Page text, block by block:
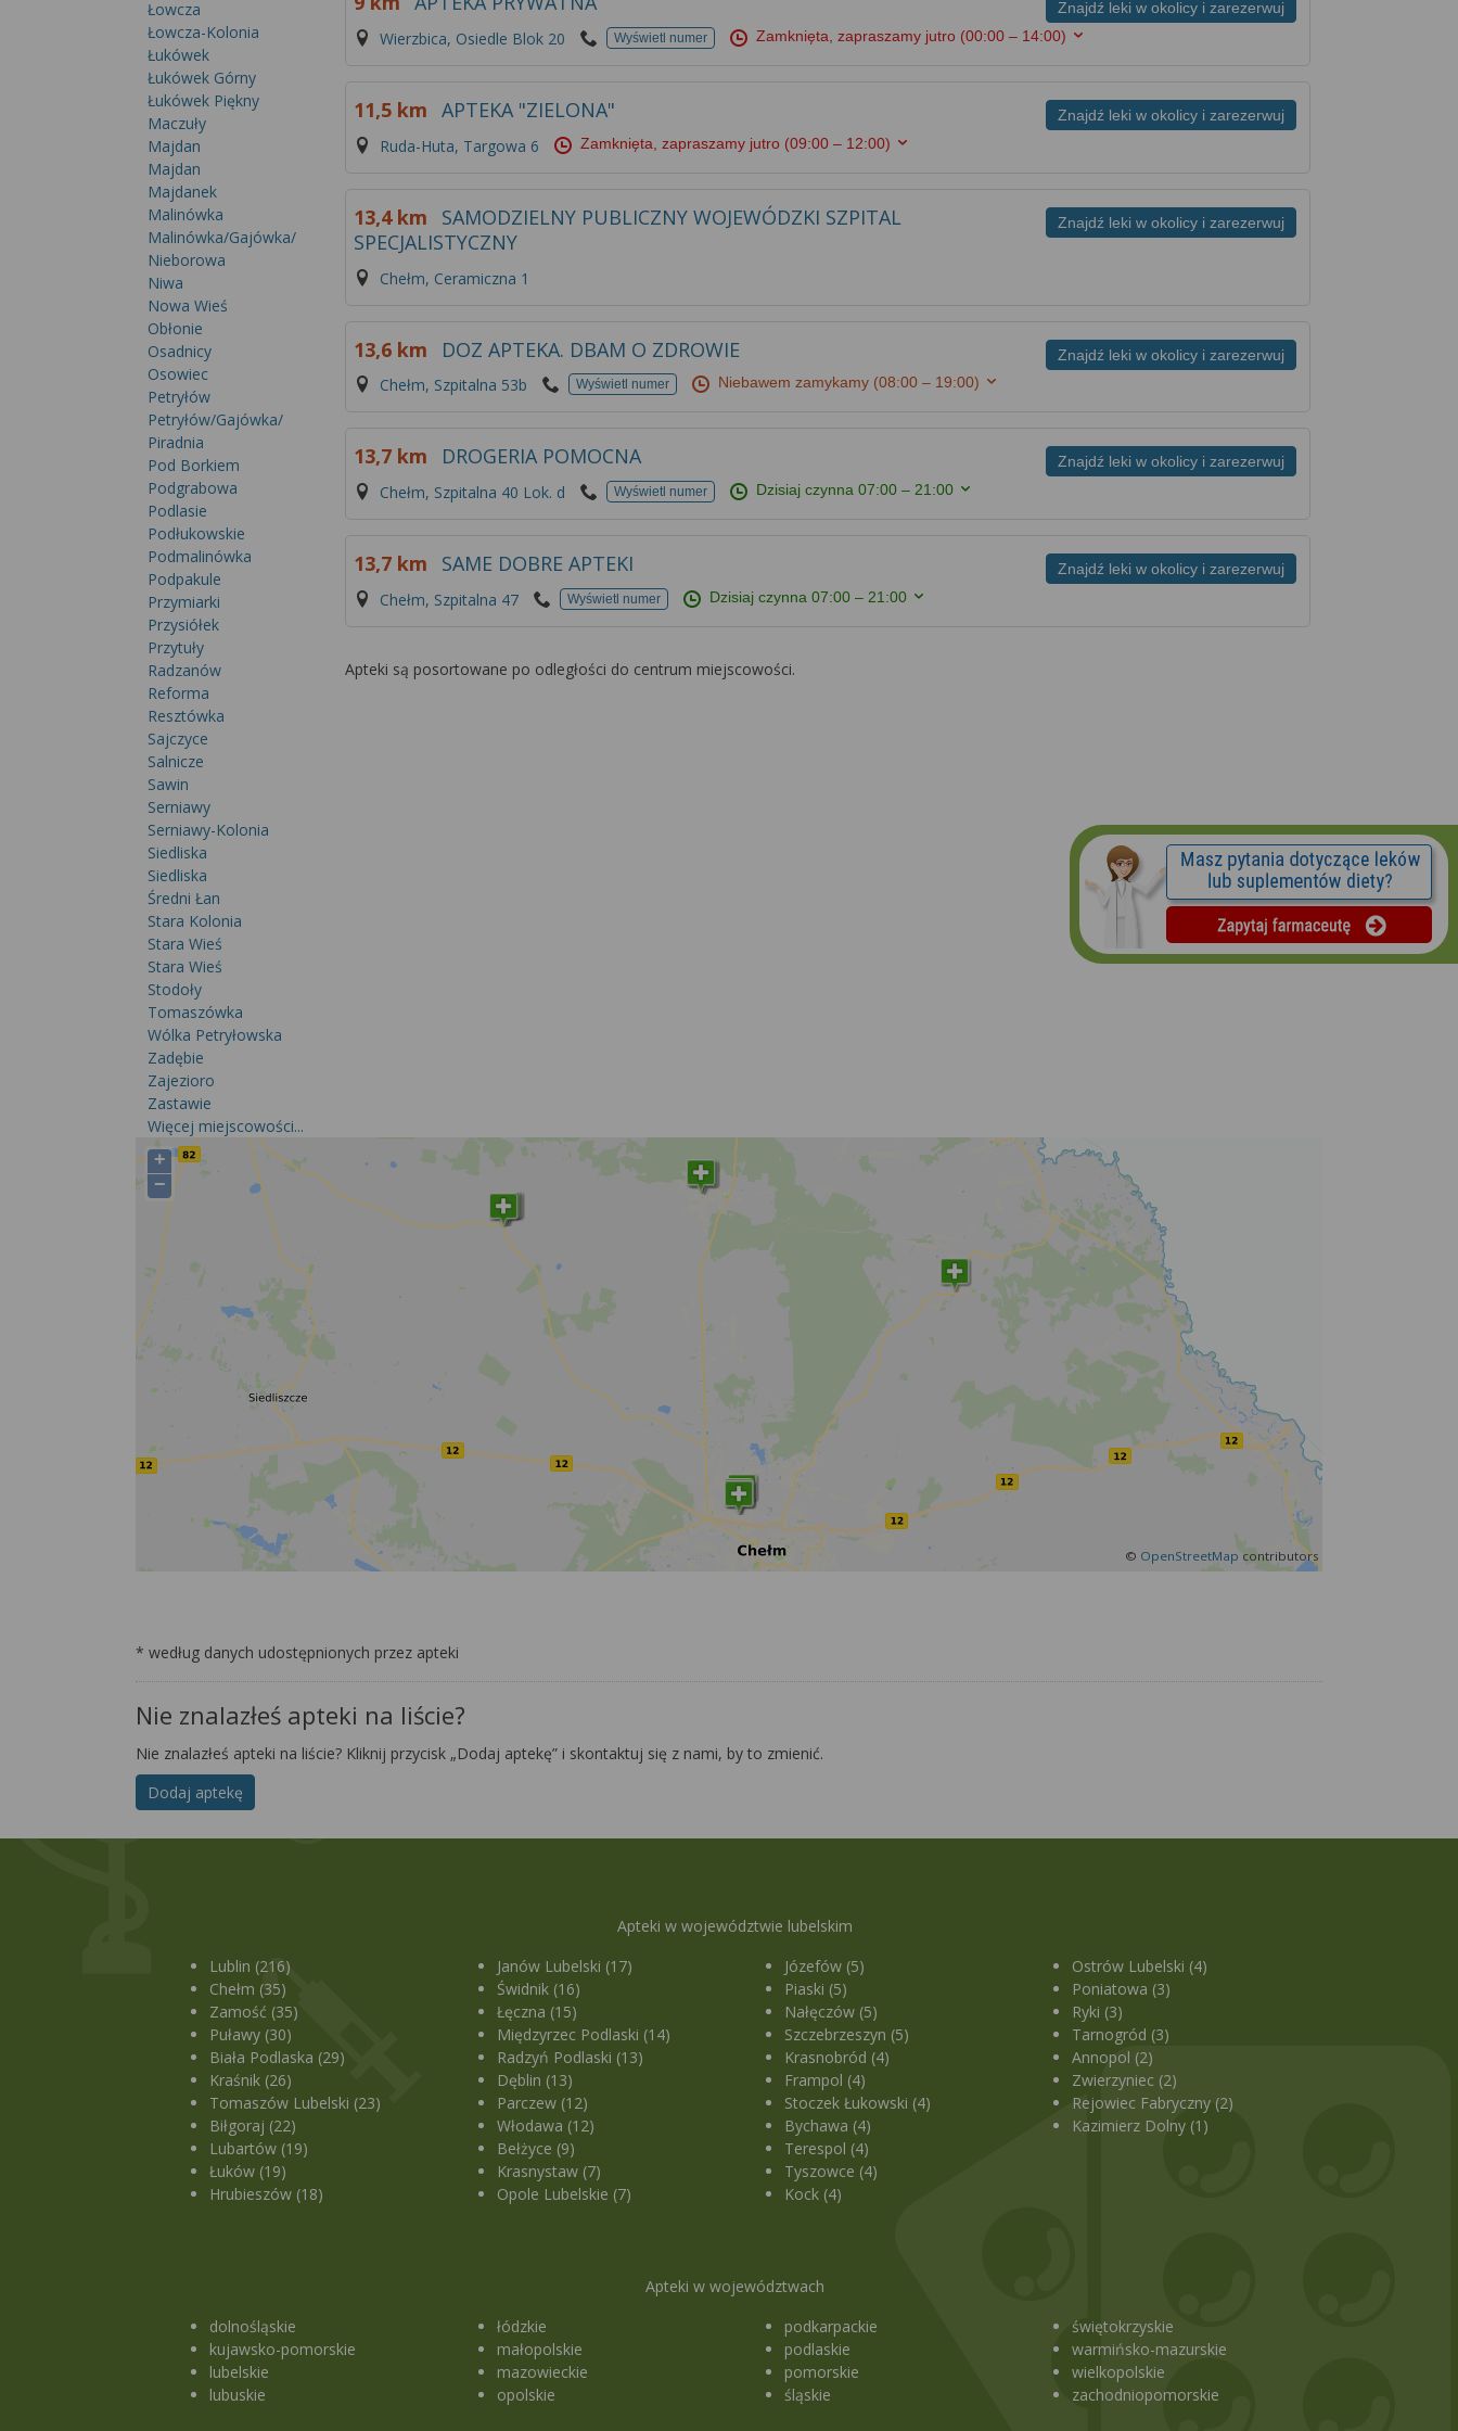
Łowcza
Łowcza-Kolonia
Łukówek
Łukówek Górny
Łukówek Piękny
Maczuły
Majdan
Majdan
Majdanek
Malinówka
Malinówka/Gajówka/
Nieborowa
Niwa
Nowa Wieś
Obłonie
Osadnicy
Osowiec
Petryłów
Petryłów/Gajówka/
Piradnia
Pod Borkiem
Podgrabowa
Podlasie
Podłukowskie
Podmalinówka
Podpakule
Przymiarki
Przysiółek
Przytuły
Radzanów
Reforma
Resztówka
Sajczyce
Salnicze
Sawin
Serniawy
Serniawy-Kolonia
Siedliska
Siedliska
Średni Łan
Stara Kolonia
Stara Wieś
Stara Wieś
Stodoły
Tomaszówka
Wólka Petryłowska
Zadębie
Zajezioro
Zastawie
Więcej miejscowości...
Znajdź leki w okolicy i zarezerwuj
Wierzbica, Osiedle Blok 20 Wyświetl numer Zamknięta, zapraszamy jutro (00:00 – 14:00)
Znajdź leki w okolicy i zarezerwuj
11,5 km APTEKA "ZIELONA"
Ruda-Huta, Targowa 6 Zamknięta, zapraszamy jutro (09:00 – 12:00)
Znajdź leki w okolicy i zarezerwuj
13,4 km
SAMODZIELNY PUBLICZNY WOJEWÓDZKI SZPITAL
SPECJALISTYCZNY
Chełm, Ceramiczna 1
Znajdź leki w okolicy i zarezerwuj
13,6 km DOZ APTEKA. DBAM O ZDROWIE
Chełm, Szpitalna 53b Wyświetl numer Niebawem zamykamy (08:00 – 19:00)
Znajdź leki w okolicy i zarezerwuj
13,7 km DROGERIA POMOCNA
Chełm, Szpitalna 40 Lok. d Wyświetl numer Dzisiaj czynna07:00 – 21:00
Znajdź leki w okolicy i zarezerwuj
13,7 km SAME DOBRE APTEKI
Chełm, Szpitalna 47 Wyświetl numer Dzisiaj czynna07:00 – 21:00
Apteki są posortowane po odległości do centrum miejscowości.
+
−
© OpenStreetMap contributors
* według danych udostępnionych przez apteki
Nie znalazłeś apteki na liście?
Nie znalazłeś apteki na liście? Kliknij przycisk „Dodaj aptekę” i skontaktuj się z nami, by to zmienić.
Dodaj aptekę
Apteki w województwie lubelskim
Lublin (216)
Chełm (35)
Zamość (35)
Puławy (30)
Biała Podlaska (29)
Kraśnik (26)
Tomaszów Lubelski (23)
Biłgoraj (22)
Lubartów (19)
Łuków (19)
Hrubieszów (18)
Janów Lubelski (17)
Świdnik (16)
Łęczna (15)
Międzyrzec Podlaski (14)
Radzyń Podlaski (13)
Dęblin (13)
Parczew (12)
Włodawa (12)
Bełżyce (9)
Krasnystaw (7)
Opole Lubelskie (7)
Józefów (5)
Piaski (5)
Nałęczów (5)
Szczebrzeszyn (5)
Krasnobród (4)
Frampol (4)
Stoczek Łukowski (4)
Bychawa (4)
Terespol (4)
Tyszowce (4)
Kock (4)
Ostrów Lubelski (4)
Poniatowa (3)
Ryki (3)
Tarnogród (3)
Annopol (2)
Zwierzyniec (2)
Rejowiec Fabryczny (2)
Kazimierz Dolny (1)
Apteki w województwach
dolnośląskie
kujawsko-pomorskie
lubelskie
lubuskie
łódzkie
małopolskie
mazowieckie
opolskie
podkarpackie
podlaskie
pomorskie
śląskie
świętokrzyskie
warmińsko-mazurskie
wielkopolskie
zachodniopomorskie